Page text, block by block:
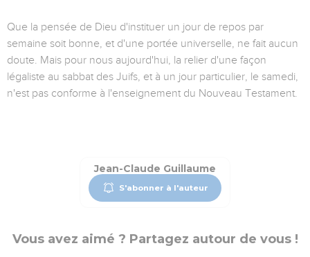
Que la pensée de Dieu d'instituer un jour de repos par
semaine soit bonne, et d'une portée universelle, ne fait aucun
doute. Mais pour nous aujourd'hui, la relier d'une façon
légaliste au sabbat des Juifs, et à un jour particulier, le samedi,
n'est pas conforme à l'enseignement du Nouveau Testament.
Jean-Claude Guillaume
S'abonner à l'auteur
Vous avez aimé ? Partagez autour de vous !